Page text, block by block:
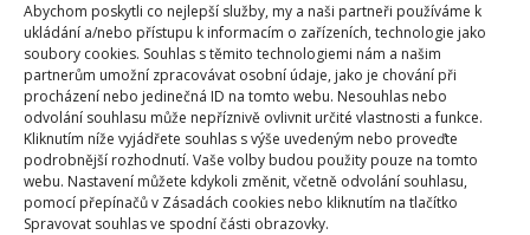
Abychom poskytli co nejlepší služby, my a naši partneři používáme k
ukládání a/nebo přístupu k informacím o zařízeních, technologie jako
soubory cookies. Souhlas s těmito technologiemi nám a našim
partnerům umožní zpracovávat osobní údaje, jako je chování při
procházení nebo jedinečná ID na tomto webu. Nesouhlas nebo
odvolání souhlasu může nepříznivě ovlivnit určité vlastnosti a funkce.
Kliknutím níže vyjádřete souhlas s výše uvedeným nebo proveďte
podrobnější rozhodnutí. Vaše volby budou použity pouze na tomto
webu. Nastavení můžete kdykoli změnit, včetně odvolání souhlasu,
pomocí přepínačů v Zásadách cookies nebo kliknutím na tlačítko
Spravovat souhlas ve spodní části obrazovky.
Begónie
Begonie jsou ideální rostlinou pro stinná místa. Kvete